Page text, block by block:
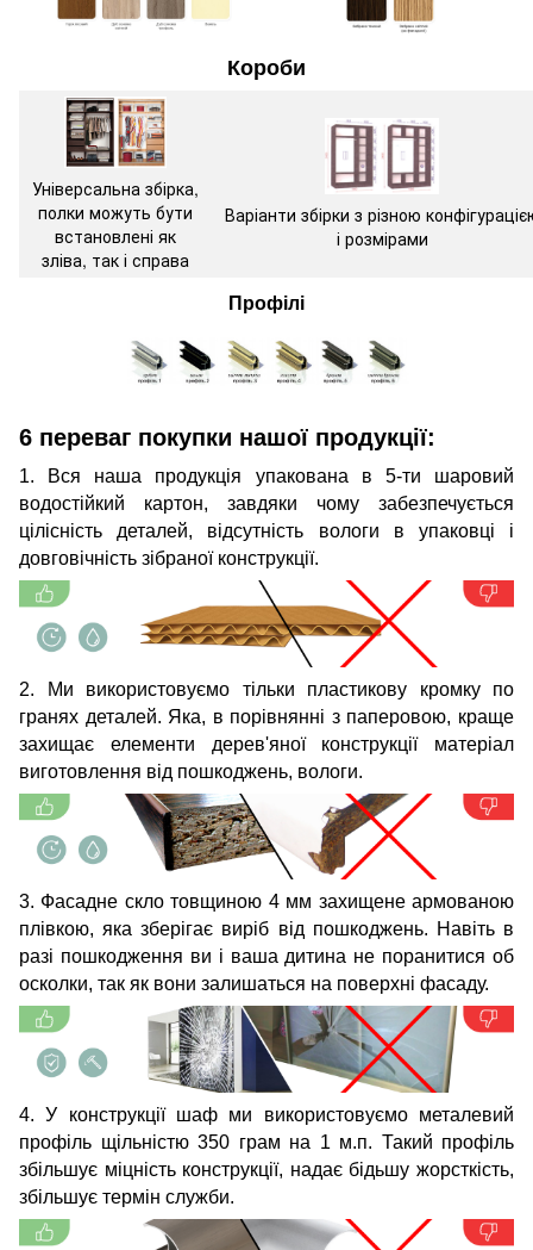
Короби
Універсальна збірка,
полки можуть бути
встановлені як
зліва, так і справа
Варіанти збірки з різною
і розмірами
Профілі
6 переваг покупки нашої продукції:
1. Вся наша продукція упакована в 5-ти шаровий
водостійкий картон, завдяки чому забезпечується
цілісність деталей, відсутність вологи в упаковці і
довговічність зібраної конструкції.
2. Ми використовуємо тільки пластикову кромку по
гранях деталей. Яка, в порівнянні з паперовою, краще
захищає елементи дерев'яної конструкції матеріал
виготовлення від пошкоджень, вологи.
3. Фасадне скло товщиною 4 мм захищене армованою
плівкою, яка зберігає виріб від пошкоджень. Навіть в
разі пошкодження ви і ваша дитина не поранитися об
осколки, так як вони залишаться на поверхні фасаду.
4. У конструкції шаф ми використовуємо металевий
профіль щільністю 350 грам на 1 м.п. Такий профіль
збільшує міцність конструкції, надає бідьшу жорсткість,
збільшує термін служби.